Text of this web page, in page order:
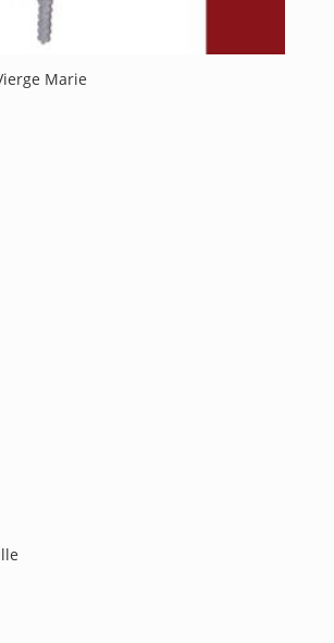
Marie